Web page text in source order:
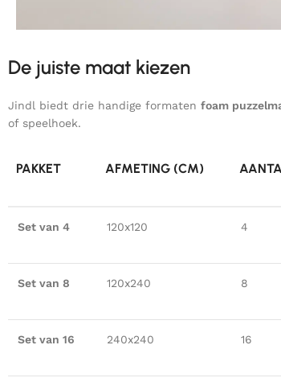
De juiste maat kiezen
Jindl biedt drie handige formaten foam
of speelhoek.
PAKKET AFMETING (CM)
Set van 4 120x120 4
Set van 8 120x240 8
Set van 16 240x240 16